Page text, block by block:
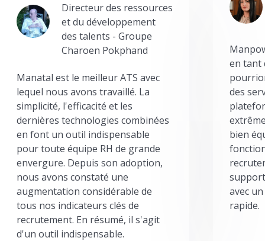
Directeur des ressources
et du développement
des talents - Groupe
Charoen Pokphand
Manatal est le meilleur ATS avec
lequel nous avons travaillé. La
simplicité, l'efficacité et les
dernières technologies combinées
en font un outil indispensable
pour toute équipe RH de grande
envergure. Depuis son adoption,
nous avons constaté une
augmentation considérable de
tous nos indicateurs clés de
recrutement. En résumé, il s'agit
d'un outil indispensable.
en tant
des
bien
avec
rapide.